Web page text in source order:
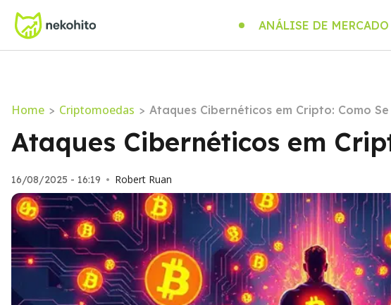
ANÁLISE DE MERCADO
Home > Criptomoedas > Ataques Cibernéticos em Cripto: Como
Ataques Cibernéticos em
16/08/2025 - 16:19 • Robert Ruan